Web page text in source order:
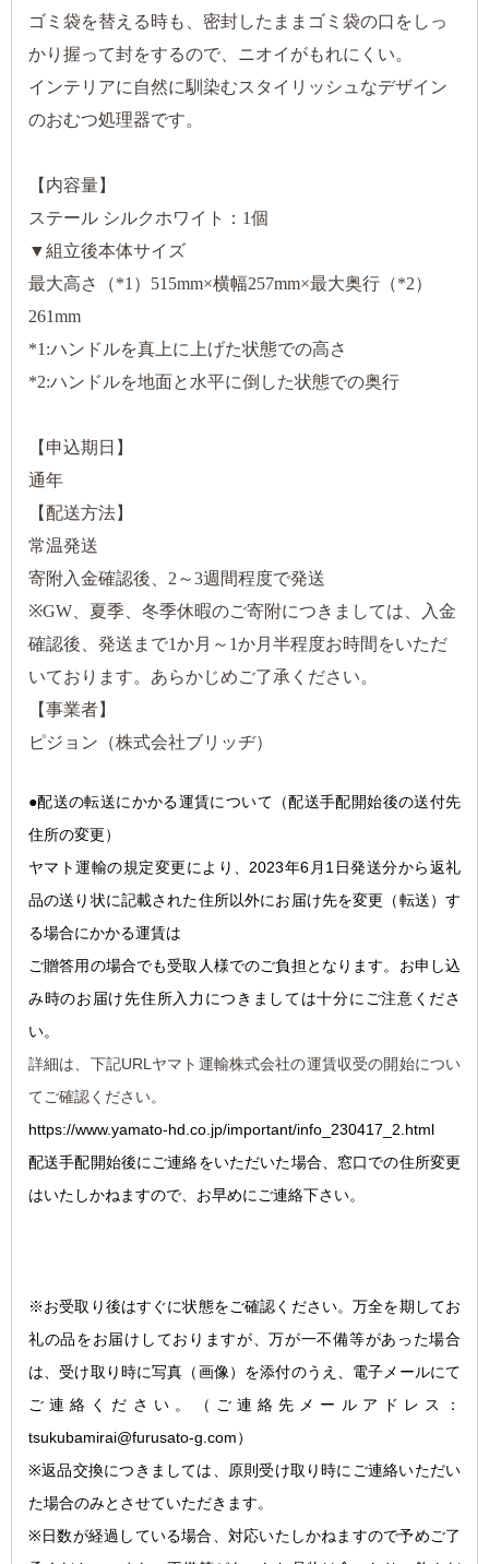
ゴミ袋を替える時も、密封したままゴミ袋の口をしっ
かり握って封をするので、ニオイがもれにくい。
インテリアに自然に馴染むスタイリッシュなデザイン
のおむつ処理器です。
【内容量】
ステール シルクホワイト：1個
▼組立後本体サイズ
最大高さ（*1）515mm×横幅257mm×最大奥行（*2）
261mm
*1:ハンドルを真上に上げた状態での高さ
*2:ハンドルを地面と水平に倒した状態での奥行
【申込期日】
通年
【配送方法】
常温発送
寄附入金確認後、2～3週間程度で発送
※GW、夏季、冬季休暇のご寄附につきましては、入金
確認後、発送まで1か月～1か月半程度お時間をいただ
いております。あらかじめご了承ください。
【事業者】
ピジョン（株式会社ブリッヂ）
●配送の転送にかかる運賃について（配送手配開始後の送付先
住所の変更）
ヤマト運輸の規定変更により、2023年6月1日発送分から返礼
品の送り状に記載された住所以外にお届け先を変更（転送）す
る場合にかかる運賃は
ご贈答用の場合でも受取人様でのご負担となります。お申し込
み時のお届け先住所入力につきましては十分にご注意くださ
い。
詳細は、下記URLヤマト運輸株式会社の運賃収受の開始につい
てご確認ください。
https://www.yamato-hd.co.jp/important/info_230417_2.html
配送手配開始後にご連絡をいただいた場合、窓口での住所変更
はいたしかねますので、お早めにご連絡下さい。
※お受取り後はすぐに状態をご確認ください。万全を期してお
礼の品をお届けしておりますが、万が一不備等があった場合
は、受け取り時に写真（画像）を添付のうえ、電子メールにて
ご連絡ください。
（ご連絡先メールアドレス：
tsukubamirai@furusato-g.com）
※返品交換につきましては、原則受け取り時にご連絡いただい
た場合のみとさせていただきます。
※日数が経過している場合、対応いたしかねますので予めご了